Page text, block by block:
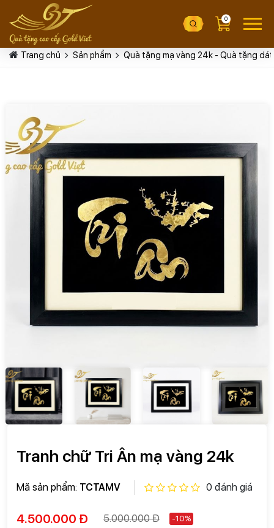
0
Trang chủ Sản phẩm Quà tặng mạ vàng 24k - Quà tặng
Tranh chữ Tri Ân mạ vàng 24k
Mã sản phẩm: TCTAMV 0 đánh giá
4.500.000 Đ 5.000.000 Đ -10%